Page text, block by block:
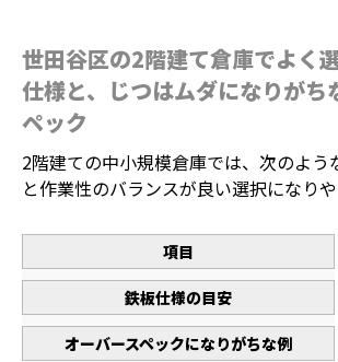
世田谷区の2階建て倉庫でよく
仕様と、じつはムダになりがち
ペック
2階建ての中小規模倉庫では、次のよう
と作業性のバランスが良い選択になりや
項目
鉄板仕様の目安
オーバースペックになりがちな例